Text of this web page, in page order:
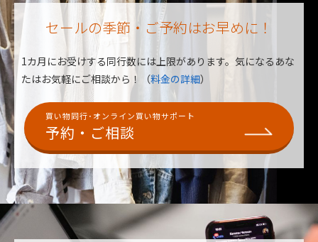
セールの季節・ご予約はお早めに！
1カ月にお受けする同行数には上限があります。 気になるあな
たはお気軽にご相談から！（料金の詳細）
買い物同行･オンライン買い物サポート
予約・ご相談